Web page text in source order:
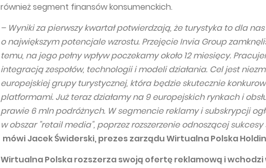
również segment finansów konsumenckich.
– Wyniki za pierwszy kwartał potwierdzają, że turystyka to dla
o największym potencjale wzrostu. Przejęcie Invia Group
temu, na jego pełny wpływ poczekamy około 12 miesięcy.
integracją zespołów, technologii i modeli działania. Cel jest
europejskiej grupy turystycznej, która będzie skutecznie
platformami. Już teraz działamy na 9 europejskich rynkach i
prawie 6 mln podróżnych. W segmencie reklamy i subskrypcji
w obszar "retail media", poprzez rozszerzenie odnoszącej
mówi Jacek Świderski, prezes zarządu Wirtualna Polska
Wirtualna Polska rozszerza swoją ofertę reklamową i wchodzi